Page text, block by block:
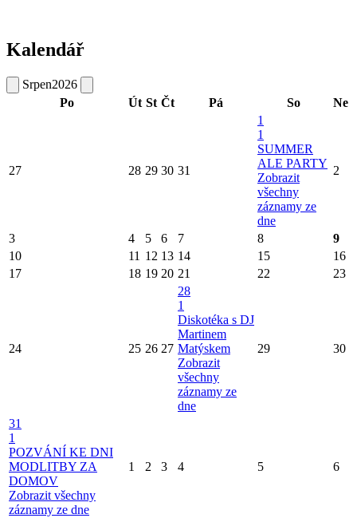
Kalendář
Srpen2026
Po
Út St Čt Pá So Ne
27 28 29 30 31
1
1
SUMMER
ALE PARTY
Zobrazit
všechny
záznamy ze
dne
2
3 4 5 6 7 8
9
10
11 12 13 14 15
16
17
18 19 20 21 22 23
24 25 26 27
28
1
Diskotéka s DJ
Martinem
Matýskem
Zobrazit
všechny
záznamy ze
dne
29 30
31
1
POZVÁNÍ KE DNI
MODLITBY ZA
DOMOV
Zobrazit všechny
záznamy ze dne
1 2 3 4 5 6